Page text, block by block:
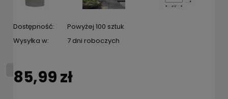
Dostępność:
Powyżej 100 sztuk
Wysyłka w:
7 dni roboczych
85,99 zł